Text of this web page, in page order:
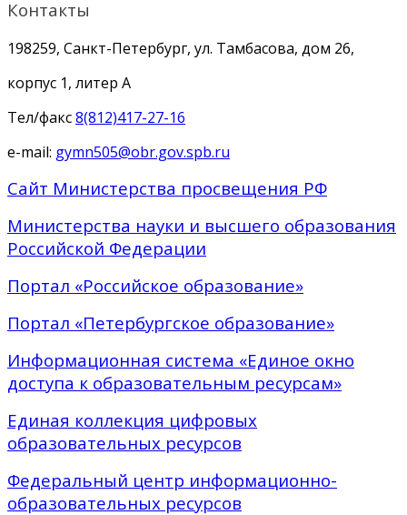
Контакты
198259, Санкт-Петербург, ул. Тамбасова, дом 26,
корпус 1, литер А
Тел/факс8(812)417-27-16
e-mail: gymn505@obr.gov.spb.ru
Сайт Министерства просвещения РФ
Министерства науки и высшего образования
Российской Федерации
Портал «Российское образование»
Портал «Петербургское образование»
Информационная система «Единое окно
доступа к образовательным ресурсам»
Единая коллекция цифровых
образовательных ресурсов
Федеральный центр информационно-
образовательных ресурсов